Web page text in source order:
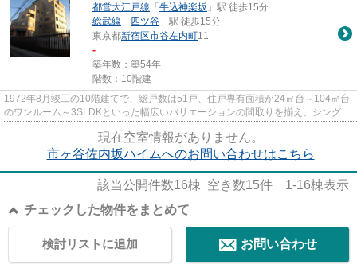
都営大江戸線 「 牛込神楽坂 」駅 徒歩15分
総武線 「 四ツ谷 」駅 徒歩15分
東京都新宿区市谷左内町11
-
築年数：築54年
階数：10階建
1972年8月竣工の10階建てで、総戸数は51戸、住戸専有面積が24㎡台～104㎡台
のワンルーム～3SLDKといった幅広いバリエーションの間取りを揃え、シングル
現在空室情報がありません。
市ヶ谷佐内坂ハイムへのお問い合わせはこちら
該当公開件数16棟 空き数15件 1-16棟表示
チェックした物件をまとめて
お問い合わせ
検討リストに追加